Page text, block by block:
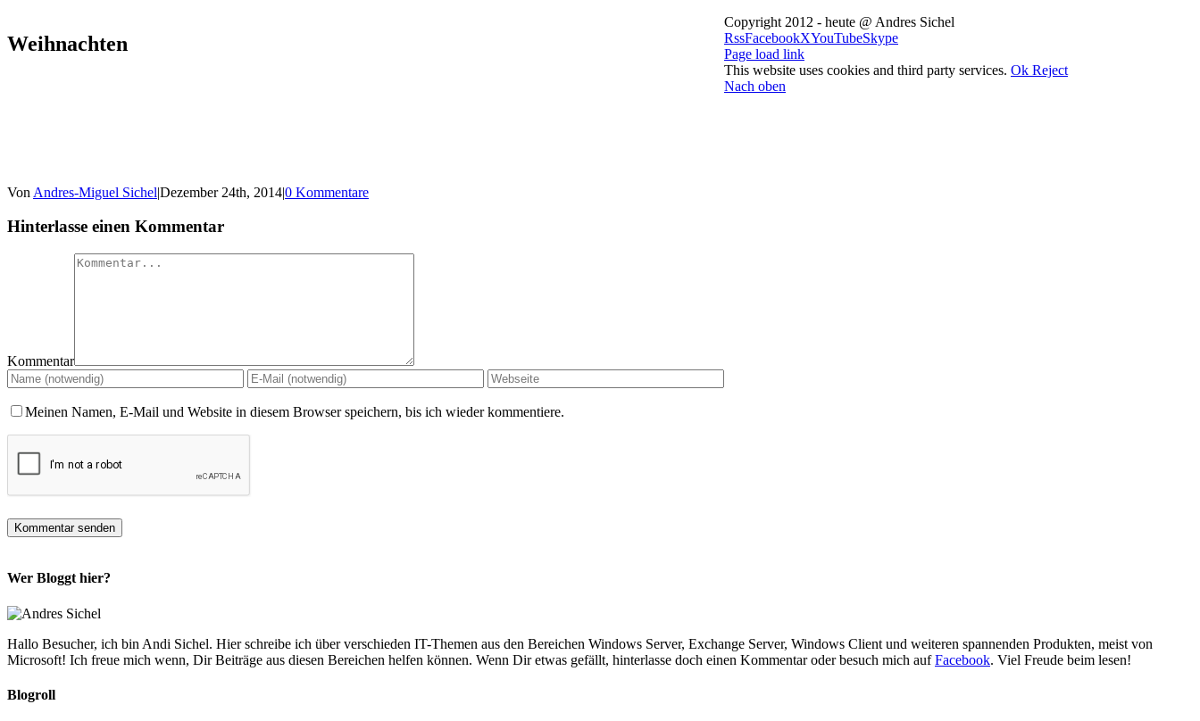
Weihnachten
Von Andres-Miguel Sichel|Dezember 24th, 2014|0 Kommentare
Hinterlasse einen Kommentar
Kommentar
Meinen Namen, E-Mail und Website in diesem Browser speichern, bis ich wieder kommentiere.
Wer Bloggt hier?
Hallo Besucher, ich bin Andi Sichel. Hier schreibe ich über verschieden IT-Themen aus den Bereichen Windows Server, Exchange Server, Windows Client und weiteren spannenden Produkten, meist von
Microsoft! Ich freue mich wenn, Dir Beiträge aus diesen Bereichen helfen können. Wenn Dir etwas gefällt, hinterlasse doch einen Kommentar oder besuch mich aufFacebook. Viel Freude beim lesen!
Blogroll
Copyright 2012 - heute @ Andres Sichel
RssFacebookXYouTubeSkype
Page load link
This website uses cookies and third party services. Ok Reject
Nach oben